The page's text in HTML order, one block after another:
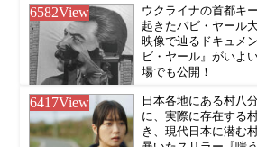
6582View
ウクライナの首都キ
起きたバビ・ヤール
映像で辿るドキュメ
ビ・ヤール』がいよ
場でも公開！
6417View
日本各地にある村八
に、実際に存在する
き、現代日本に潜む